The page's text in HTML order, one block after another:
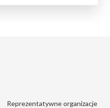
Reprezentatywne organizacje